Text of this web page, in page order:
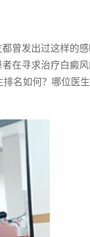
曾发出过这样的感
在寻求治疗白癜风
名如何？哪位医